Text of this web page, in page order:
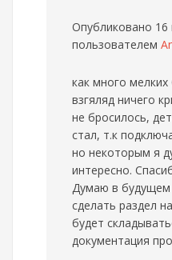
Опубликовано 16
пользователем
как много
взгяляд ничего
не бросилось,
стал, т.к
но некоторым я
интересно.
Думаю в
сделать раздел
будет
документация